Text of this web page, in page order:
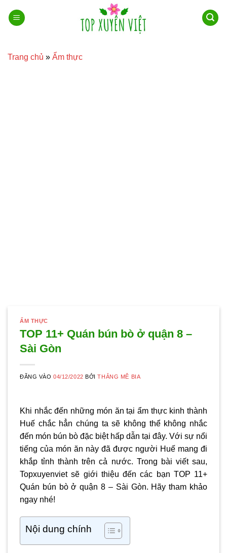
qua
Trang chủ » Ẩm thực
ẨM THỰC
TOP 11+ Quán bún bò ở quận 8 –
Sài Gòn
ĐĂNG VÀO04/12/2022 BỞITHẮNG MÊ BIA
Khi nhắc đến những món ăn tại ẩm thực kinh thành
Huế chắc hẳn chúng ta sẽ không thể không nhắc
đến món bún bò đặc biệt hấp dẫn tại đây. Với sự nổi
tiếng của món ăn này đã được người Huế mang đi
khắp tỉnh thành trên cả nước. Trong bài viết sau,
Topxuyenviet sẽ giới thiệu đến các bạn TOP 11+
Quán bún bò ở quận 8 – Sài Gòn. Hãy tham khảo
ngay nhé!
Nội dung chính